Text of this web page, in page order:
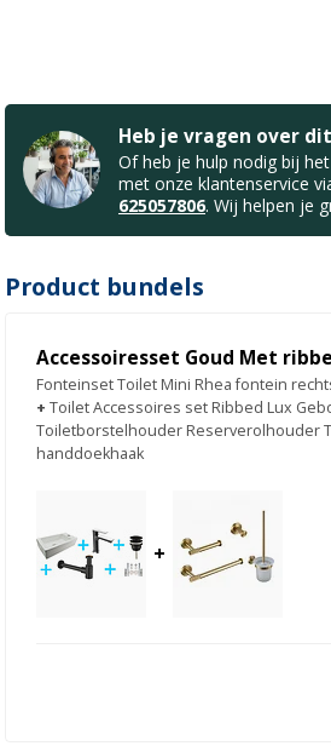
Heb je vragen over
Of heb je hulp nodig bij
met onze klantenservice
625057806. Wij helpen je
Product bundels
Accessoiresset Goud Met
Fonteinset Toilet Mini Rhea fontein
+ Toilet Accessoires set Ribbed Lux
Toiletborstelhouder Reserverolhouder
handdoekhaak
+